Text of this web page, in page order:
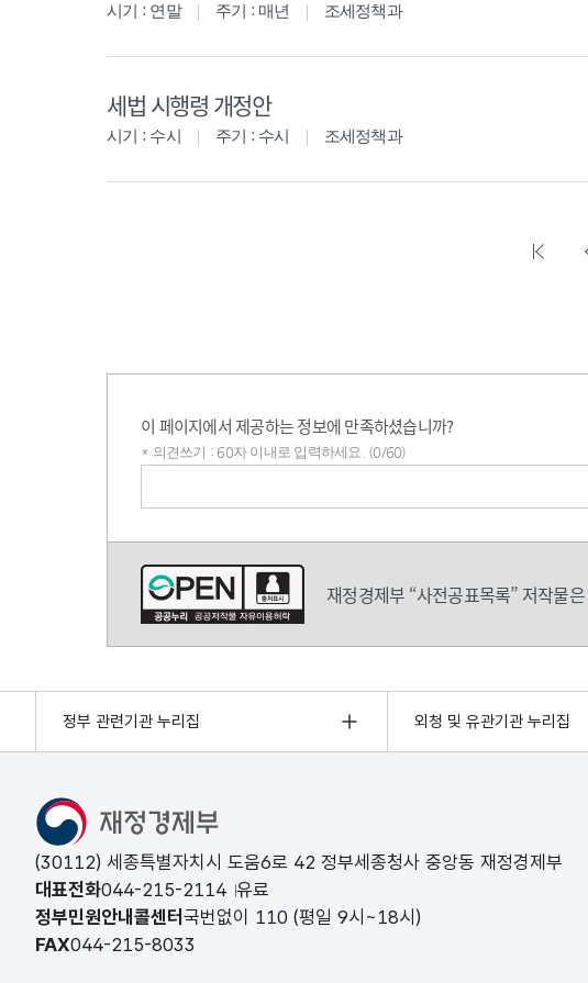
시기 : 연말 주기 : 매년 조세정책과
세법 시행령 개정안
시기 : 수시 주기 : 수시 조세정책과
이 페이지에서 제공하는 정보에 만족하셨습니까?
* 의견쓰기 : 60자 이내로 입력하세요. (0/60)
재정경제부 “사전공표목록” 저작물은
정부 관련기관 누리집 외청 및 유관기관 누리집
(30112) 세종특별자치시 도움6로 42 정부세종청사 중앙동 재정경제부
대표전화044-215-2114 유료
정부민원안내콜센터 국번없이 110 (평일 9시~18시)
FAX044-215-8033